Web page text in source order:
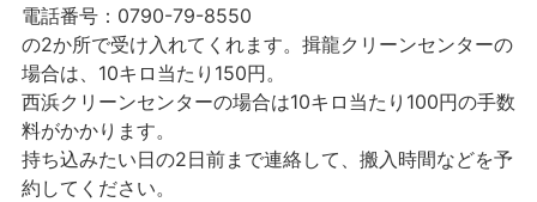
電話番号：0790-79-8550
の2か所で受け入れてくれます。揖龍クリーンセンターの
場合は、10キロ当たり150円。
西浜クリーンセンターの場合は10キロ当たり100円の手数
料がかかります。
持ち込みたい日の2日前まで連絡して、搬入時間などを予
約してください。